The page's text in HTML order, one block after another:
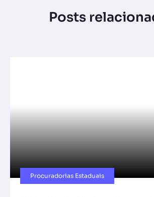
Posts
Procuradorias Estaduais